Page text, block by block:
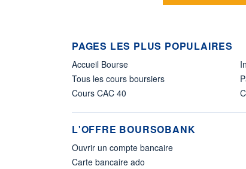
PAGES LES PLUS POPULAIRES
Accueil Bourse
Tous les cours boursiers
Cours CAC 40
L'OFFRE BOURSOBANK
Ouvrir un compte bancaire
Carte bancaire ado